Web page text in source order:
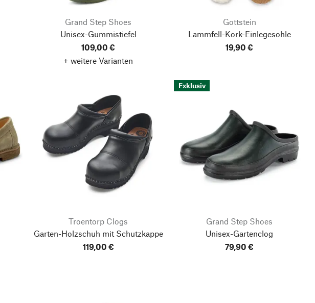
Grand Step Shoes
Unisex-Gummistiefel
109,00 €
+ weitere Varianten
Gottstein
Lammfell-Kork-Einlegesohle
19,90 €
Troentorp Clogs
Garten-Holzschuh mit Schutzkappe
119,00 €
Exklusiv
Grand Step Shoes
Unisex-Gartenclog
79,90 €